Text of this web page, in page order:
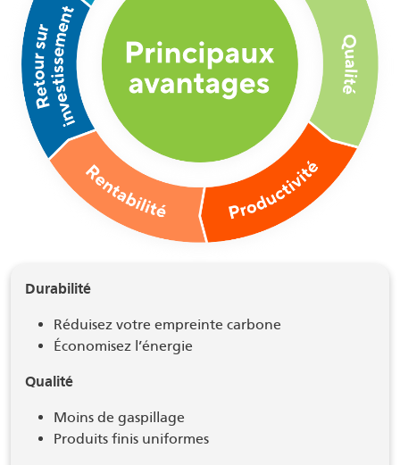
Durabilité
Réduisez votre empreinte carbone
Économisez l’énergie
Qualité
Moins de gaspillage
Produits finis uniformes